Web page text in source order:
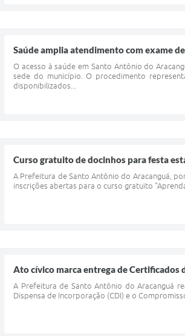
Saúde amplia atendimento com exame
O acesso à saúde em Santo Antônio do
sede do município. O procedimento
disponibilizados...
Curso gratuito de docinhos para festa
A Prefeitura de Santo Antônio do Aracanguá,
inscrições abertas para o curso gratuito
Ato cívico marca entrega de Certificados
A Prefeitura de Santo Antônio do Aracanguá
Dispensa de Incorporação (CDI) e o